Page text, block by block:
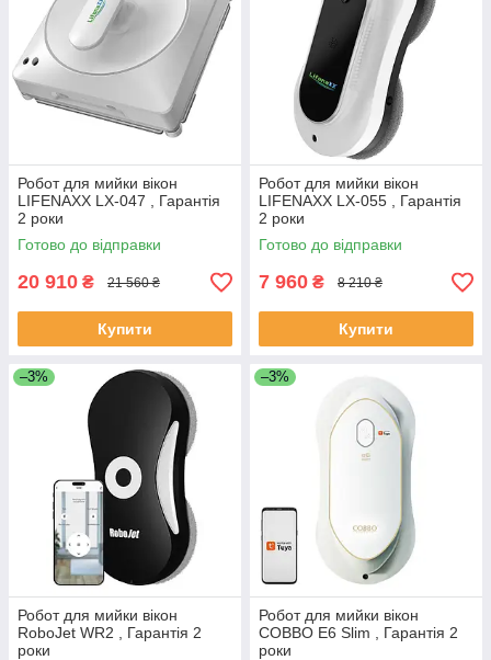
Робот для мийки вікон
LIFENAXX LX-047 , Гарантія
2 роки
Готово до відправки
20 910 ₴ 21 560 ₴
Купити
Робот для мийки вікон
LIFENAXX LX-055 , Гарантія
2 роки
Готово до відправки
7 960 ₴ 8 210 ₴
Купити
–3%
Робот для мийки вікон
RoboJet WR2 , Гарантія 2
роки
–3%
Робот для мийки вікон
COBBO E6 Slim , Гарантія 2
роки